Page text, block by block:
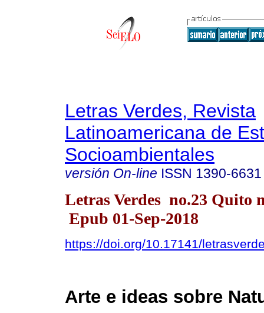
Letras Verdes, Revista
Latinoamericana de
Socioambientales
versión On-line ISSN 1390-6631
Letras Verdes no.23 Quito
Epub 01-Sep-2018
https://doi.org/10.17141/
Arte e ideas sobre